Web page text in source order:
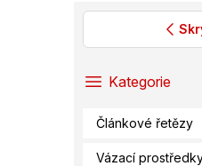
PřeskočitKategorie
Článkové řetězy
Vázací